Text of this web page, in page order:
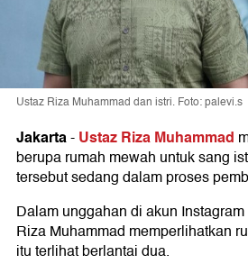
Ustaz Riza Muhammad dan istri. Foto: palevi.s
Jakarta-Ustaz Riza Muhammad
berupa rumah mewah untuk sang
tersebut sedang dalam proses
Dalam unggahan di akun
Riza Muhammad memperlihatkan
itu terlihat berlantai dua.